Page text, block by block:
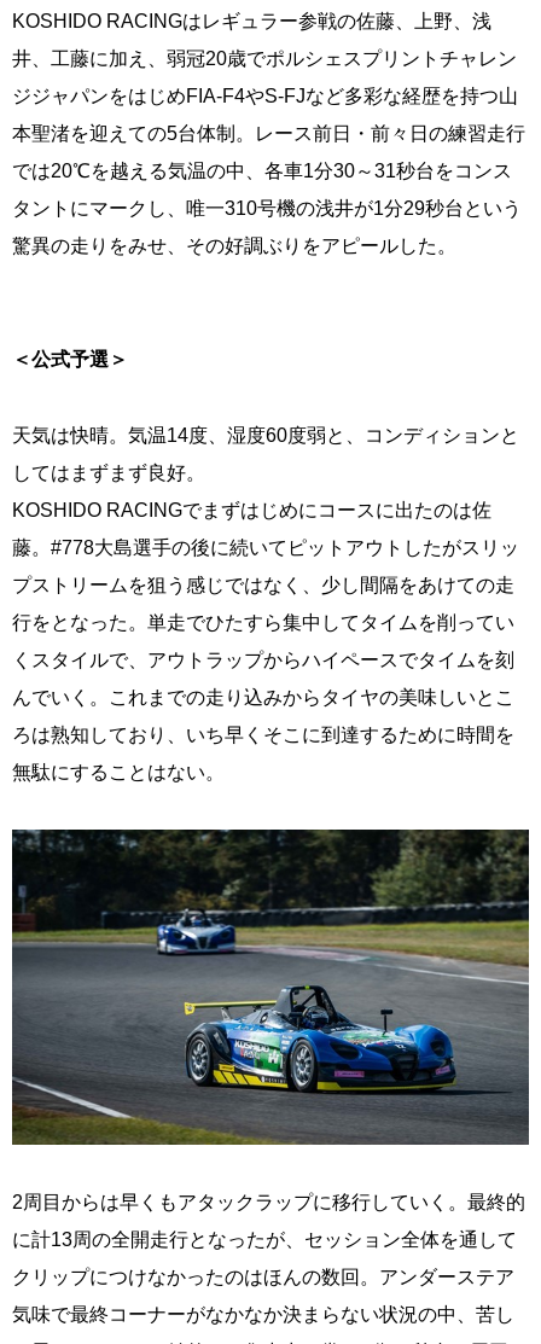
KOSHIDO RACINGはレギュラー参戦の佐藤、上野、浅
井、工藤に加え、弱冠20歳でポルシェスプリントチャレン
ジジャパンをはじめFIA-F4やS-FJなど多彩な経歴を持つ山
本聖渚を迎えての5台体制。レース前日・前々日の練習走行
では20℃を越える気温の中、各車1分30～31秒台をコンス
タントにマークし、唯一310号機の浅井が1分29秒台という
驚異の走りをみせ、その好調ぶりをアピールした。
＜公式予選＞
天気は快晴。気温14度、湿度60度弱と、コンディションと
してはまずまず良好。
KOSHIDO RACINGでまずはじめにコースに出たのは佐
藤。#778大島選手の後に続いてピットアウトしたがスリッ
プストリームを狙う感じではなく、少し間隔をあけての走
行をとなった。単走でひたすら集中してタイムを削ってい
くスタイルで、アウトラップからハイペースでタイムを刻
んでいく。これまでの走り込みからタイヤの美味しいとこ
ろは熟知しており、いち早くそこに到達するために時間を
無駄にすることはない。
2周目からは早くもアタックラップに移行していく。最終的
に計13周の全開走行となったが、セッション全体を通して
クリップにつけなかったのはほんの数回。アンダーステア
気味で最終コーナーがなかなか決まらない状況の中、苦し